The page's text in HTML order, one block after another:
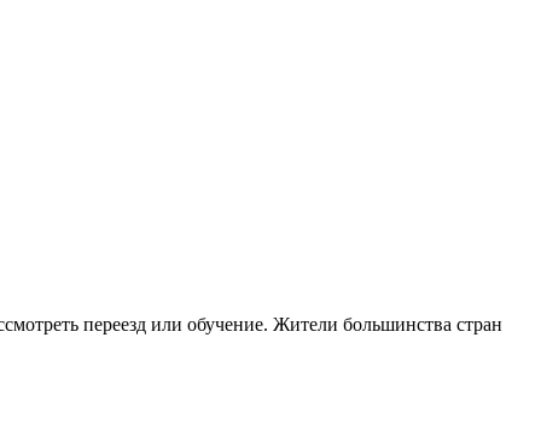
переезд или обучение. Жители большинства стран